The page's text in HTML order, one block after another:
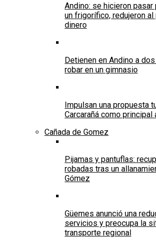
Andino: se hicieron
un frigorífico, redujeron
dinero
Detienen en Andino a
robar en un gimnasio
Impulsan una propuesta
Carcarañá como principal
Cañada de Gomez
Pijamas y pantuflas:
robadas tras un
Gómez
Güemes anunció una
servicios y preocupa la
transporte regional